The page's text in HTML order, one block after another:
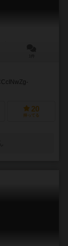
20
持ってる